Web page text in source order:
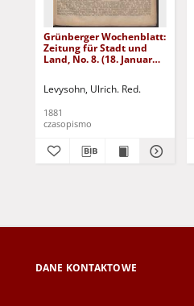
Grünberger Wochenblatt:
Zeitung für Stadt und
Land, No. 8. (18. Januar
Levysohn, Ulrich. Red.
1881
czasopismo
DANE KONTAKTOWE